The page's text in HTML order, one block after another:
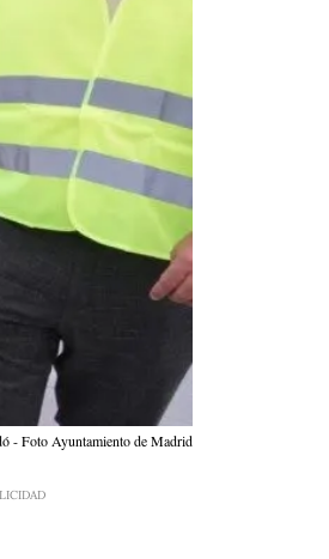
- Foto Ayuntamiento de Madrid